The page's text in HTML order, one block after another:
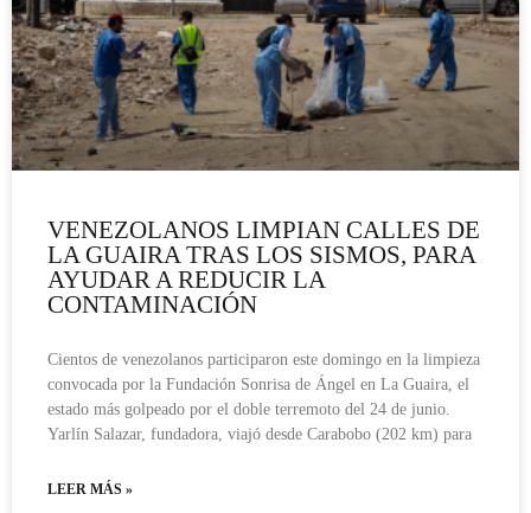
VENEZOLANOS LIMPIAN CALLES DE
LA GUAIRA TRAS LOS SISMOS, PARA
AYUDAR A REDUCIR LA
CONTAMINACIÓN
Cientos de venezolanos participaron este domingo en la limpieza
convocada por la Fundación Sonrisa de Ángel en La Guaira, el
estado más golpeado por el doble terremoto del 24 de junio.
Yarlín Salazar, fundadora, viajó desde Carabobo (202 km) para
LEER MÁS »